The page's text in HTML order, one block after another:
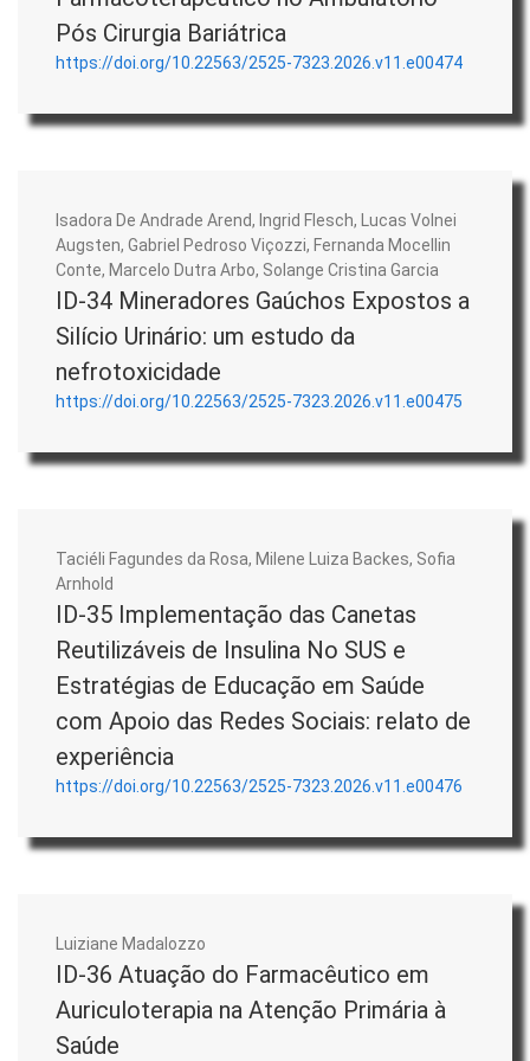
Pós Cirurgia Bariátrica
https://doi.org/10.22563/2525-7323.2026.v11.e00474
Isadora De Andrade Arend, Ingrid Flesch, Lucas Volnei
Augsten, Gabriel Pedroso Viçozzi, Fernanda Mocellin
Conte, Marcelo Dutra Arbo, Solange Cristina Garcia
ID-34 Mineradores Gaúchos Expostos a
Silício Urinário: um estudo da
nefrotoxicidade
https://doi.org/10.22563/2525-7323.2026.v11.e00475
Taciéli Fagundes da Rosa, Milene Luiza Backes, Sofia
Arnhold
ID-35 Implementação das Canetas
Reutilizáveis de Insulina No SUS e
Estratégias de Educação em Saúde
com Apoio das Redes Sociais: relato de
experiência
https://doi.org/10.22563/2525-7323.2026.v11.e00476
Luiziane Madalozzo
ID-36 Atuação do Farmacêutico em
Auriculoterapia na Atenção Primária à
Saúde